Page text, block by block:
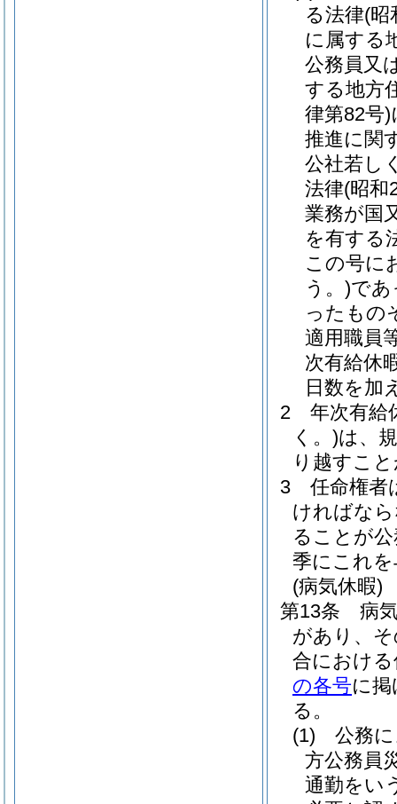
る法律(昭
に属する
公務員又
する地方
律第82号)
推進に関
公社若し
法律(昭和
業務が国
を有する
この号に
う。)であ
ったもの
適用職員
次有給休
日数を加
2
年次有給
く。)は、
り越すこ
3
任命権者
ければな
ることが
季にこれ
(病気休暇)
第13条
病
があり、
合におけ
の各号に
る。
(1)
公務
方公務員
通勤をい